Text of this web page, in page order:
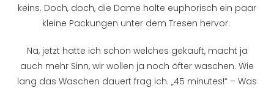
keins. Doch, doch, die Dame holte euphorisch ein paar
kleine Packungen unter dem Tresen hervor.
Na, jetzt hatte ich schon welches gekauft, macht ja
auch mehr Sinn, wir wollen ja noch öfter waschen. Wie
lang das Waschen dauert frag ich. „45 minutes!“ – Was